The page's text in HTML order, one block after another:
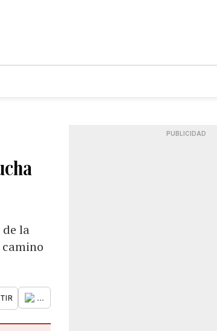
la
...
PUBLICIDAD